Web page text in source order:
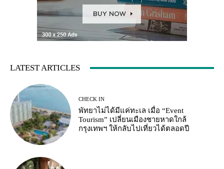
LATEST ARTICLES
CHECK IN
พัทยาไม่ได้มีแค่ทะเล เมื่อ “Event
Tourism” เปลี่ยนเมืองชายหาดใกล้
กรุงเทพฯ ให้กลับไปเที่ยวได้ตลอดปี